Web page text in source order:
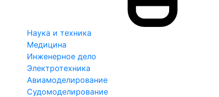
Наука и техника
Медицина
Инженерное дело
Электротехника
Авиамоделирование
Судомоделирование